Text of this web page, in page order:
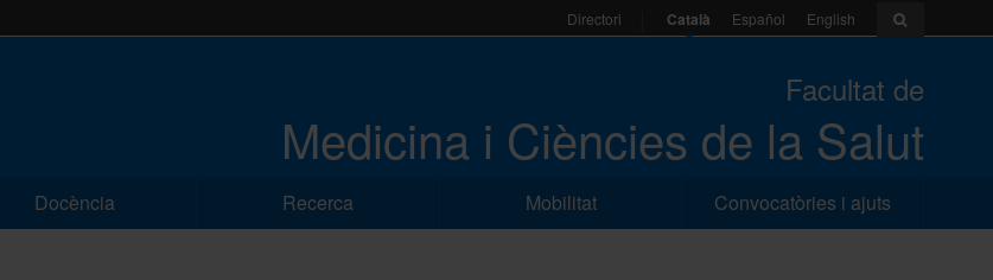
Directori Català Español English
Facultat de
Medicina i Ciències de la Salut
Docència Recerca Mobilitat Convocatòries i ajuts